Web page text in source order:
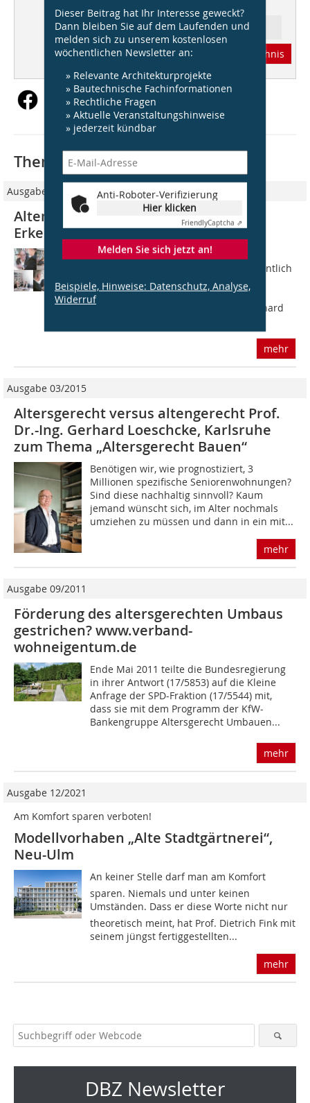
Ressort: Aktuell
Abonnement Inhaltsverzeichnis
Dieser Beitrag hat Ihr Interesse geweckt?
Dann bleiben Sie auf dem Laufenden und
melden sich zu unserem kostenlosen
wöchentlichen Newsletter an:
» Relevante Architekturprojekte
» Bautechnische Fachinformationen
» Rechtliche Fragen
» Aktuelle Veranstaltungshinweise
» jederzeit kündbar
Anti-Roboter-Verifizierung
Hier klicken
FriendlyCaptcha ⇗
Melden Sie sich jetzt an!
Beispiele, Hinweise: Datenschutz, Analyse,
Widerruf
Thematisch passende Artikel:
Ausgabe 03/2015
Altengerecht? Altersgerecht? Be- und
Erkenntnisse
Mit welchem Schwerpunkt des
Barrierefreien Bauens wollen wir eigentlich
die Märzausgabe der DBZ inhaltlich
belegen? Diese Frage haben wir mit
unserem Heftpaten Prof. Dr.-Ing. Gerhard
mehr
Ausgabe 03/2015
Altersgerecht versus altengerecht Prof.
Dr.-Ing. Gerhard Loeschcke, Karlsruhe
zum Thema „Altersgerecht Bauen“
Benötigen wir, wie prognostiziert, 3
Millionen spezifische Seniorenwohnungen?
Sind diese nachhaltig sinnvoll? Kaum
jemand wünscht sich, im Alter nochmals
umziehen zu müssen und dann in ein mit...
mehr
Ausgabe 09/2011
Förderung des altersgerechten Umbaus
gestrichen? www.verband-
wohneigentum.de
Ende Mai 2011 teilte die Bundesregierung
in ihrer Antwort (17/5853) auf die Kleine
Anfrage der SPD-Fraktion (17/5544) mit,
dass sie mit dem Programm der KfW-
Bankengruppe Altersgerecht Umbauen...
mehr
Ausgabe 12/2021
Am Komfort sparen verboten!
Modellvorhaben „Alte Stadtgärtnerei“,
Neu-Ulm
An keiner Stelle darf man am Komfort
sparen. Niemals und unter keinen
Umständen. Dass er diese Worte nicht nur
theoretisch meint, hat Prof. Dietrich Fink mit
seinem jüngst fertiggestellten...
mehr
DBZ Newsletter